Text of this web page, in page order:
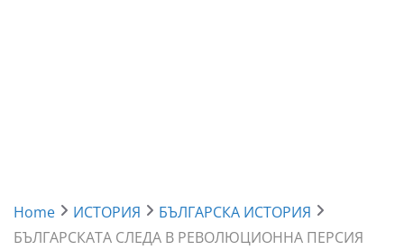
Home ИСТОРИЯ
БЪЛГАРСКА ИСТОРИЯ
БЪЛГАРСКАТА СЛЕДА В РЕВОЛЮЦИОННА ПЕРСИЯ